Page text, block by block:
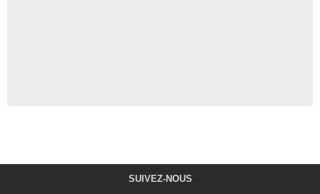
SUIVEZ-NOUS